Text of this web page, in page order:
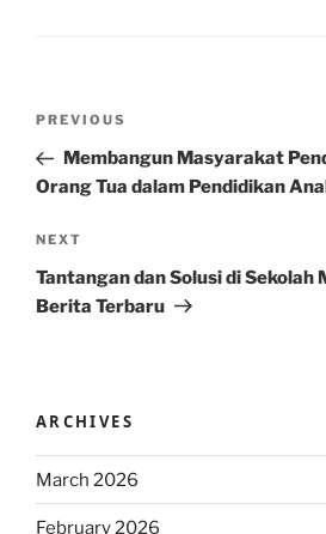
Previous
Post
PREVIOUS
Membangun Masyarakat
Orang Tua dalam Pendidikan
Next
Post
NEXT
Tantangan dan Solusi di Sekolah
Berita Terbaru
ARCHIVES
March 2026
February 2026